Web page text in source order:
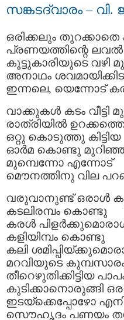
സങ്കടദ്വാരം –
ഒരിക്കലും തുറക്കാതെ
പ്രണയത്തിന്റെ
കൂട്ടുകാരിയുടെ വഴി
അനാഥം
ഇന്നലെ, യെന്നോട്
വാക്കുകള്‍ കടം വീട്ടി
രാത്രിയില്‍
ഒറ്റു കൊടുത്തു കിട്ടിയ
ഓര്‍മ കൊണ്ടു
മുമ്പെന്നോ എന്നോട്
മൌനത്തിനു വില
വരുവാനുണ്ട് ഒരാള്‍
കടലിരമ്പം കൊണ്ടു
കരള്‍
കളിയിമ്പം കൊണ്ടു
കലി
മറവിയുടെ
തീറെഴുതിക്കിട്ടിയ
കുടിക്കാനൊരുങ്ങി
ഇടയ്ക്കെപ്പോഴോ
സൌഹൃദം പണയം